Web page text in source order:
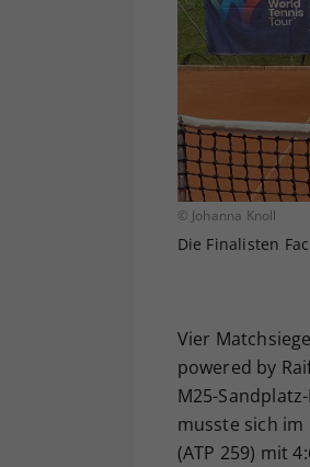
© Johanna Knoll
Die Finalisten
Vier
powered by
M25-
musste sich
(ATP 259) mit